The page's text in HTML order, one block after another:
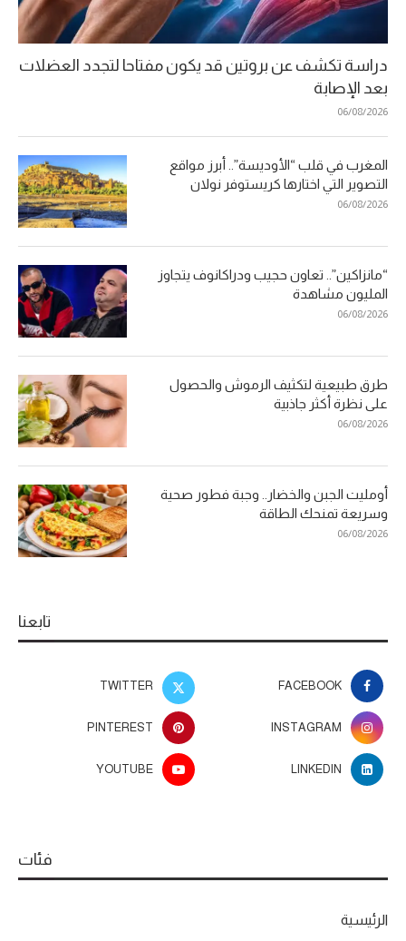
دراسة تكشف عن بروتين قد يكون مفتاحا لتجدد العضلات
بعد الإصابة
06/08/2026
المغرب في قلب “الأوديسة”.. أبرز مواقع
التصوير التي اختارها كريستوفر نولان
06/08/2026
“مانزاكين”.. تعاون حجيب ودراكانوف يتجاوز
المليون مشاهدة
06/08/2026
طرق طبيعية لتكثيف الرموش والحصول
على نظرة أكثر جاذبية
06/08/2026
أومليت الجبن والخضار.. وجبة فطور صحية
وسريعة تمنحك الطاقة
06/08/2026
تابعنا
FACEBOOK
TWITTER
INSTAGRAM
PINTEREST
LINKEDIN
YOUTUBE
فئات
الرئيسية